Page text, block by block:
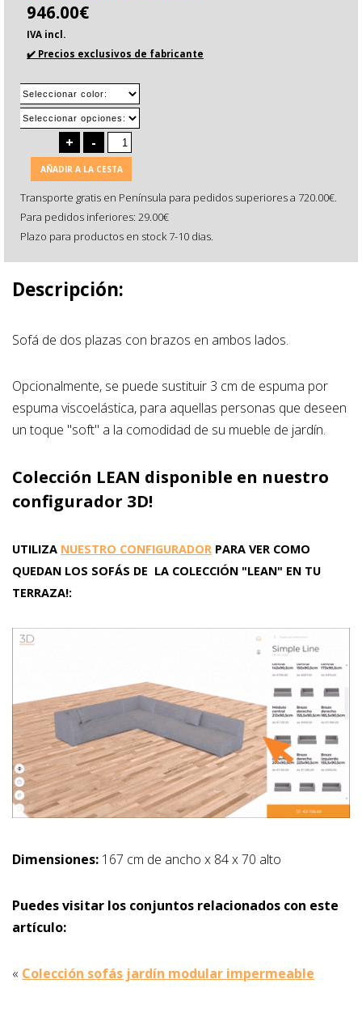
946.00€
IVA incl.
✔️ Precios exclusivos de fabricante
+ -
AÑADIR A LA CESTA
Transporte gratis en Península para pedidos superiores a 720.00€.
Para pedidos inferiores: 29.00€
Plazo para productos en stock 7-10 dias.
Descripción:
Sofá de dos plazas con brazos en ambos lados.
Opcionalmente, se puede sustituir 3 cm de espuma por
espuma viscoelástica, para aquellas personas que deseen
un toque "soft" a la comodidad de su mueble de jardín.
Colección LEAN disponible en nuestro
configurador 3D!
UTILIZA NUESTRO CONFIGURADOR PARA VER COMO
QUEDAN LOS SOFÁS DE LA COLECCIÓN "LEAN" EN TU
TERRAZA!:
Dimensiones: 167 cm de ancho x 84 x 70 alto
Puedes visitar los conjuntos relacionados con este
artículo:
« Colección sofás jardín modular impermeable